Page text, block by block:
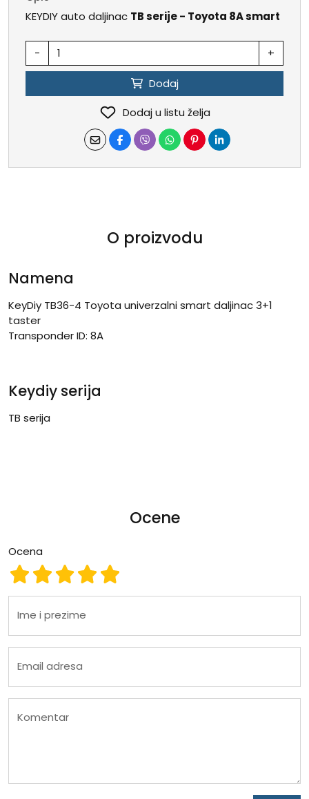
KEYDIY auto daljinac TB serije- Toyota 8A smart
- +
Dodaj
Dodaj u listu želja
O proizvodu
Namena
KeyDiy TB36-4 Toyota univerzalni smart daljinac 3+1
taster
Transponder ID: 8A
Keydiy serija
TB serija
Ocene
Ocena
Ocena 5
Ocena 4
Ocena 3
Ocena 2
Ocena 1
Ime i prezime
Email adresa
Komentar